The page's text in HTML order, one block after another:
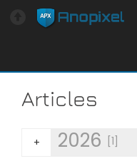
Articles
+ 2026 [1]